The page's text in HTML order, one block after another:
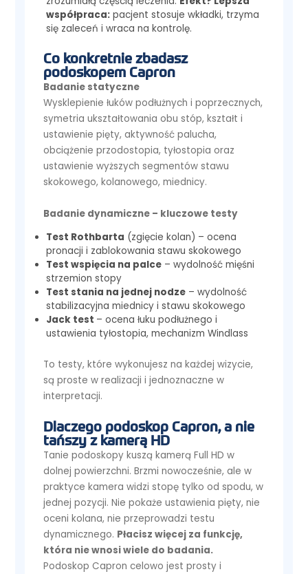
współpraca: pacjent stosuje wkładki, trzyma
się zaleceń i wraca na kontrolę.
Co konkretnie zbadasz
podoskopem Capron
Badanie statyczne
Wysklepienie łuków podłużnych i poprzecznych,
symetria ukształtowania obu stóp, kształt i
ustawienie pięty, aktywność palucha,
obciążenie przodostopia, tyłostopia oraz
ustawienie wyższych segmentów stawu
skokowego, kolanowego, miednicy.
Badanie dynamiczne – kluczowe testy
Test Rothbarta (zgięcie kolan) – ocena
pronacji i zablokowania stawu skokowego
Test wspięcia na palce – wydolność mięśni
strzemion stopy
Test stania na jednej nodze – wydolność
stabilizacyjna miednicy i stawu skokowego
Jack test – ocena łuku podłużnego i
ustawienia tyłostopia, mechanizm Windlass
To testy, które wykonujesz na każdej wizycie,
są proste w realizacji i jednoznaczne w
interpretacji.
Dlaczego podoskop Capron, a nie
tańszy z kamerą HD
Tanie podoskopy kuszą kamerą Full HD w
dolnej powierzchni. Brzmi nowocześnie, ale w
praktyce kamera widzi stopę tylko od spodu, w
jednej pozycji. Nie pokaże ustawienia pięty, nie
oceni kolana, nie przeprowadzi testu
dynamicznego. Płacisz więcej za funkcję,
która nie wnosi wiele do badania.
Podoskop Capron celowo jest prosty i